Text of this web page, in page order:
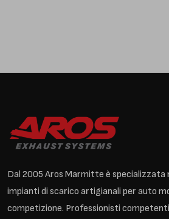
Dal 2005 Aros Marmitte è specializzata
impianti di scarico artigianali per auto
competizione. Professionisti